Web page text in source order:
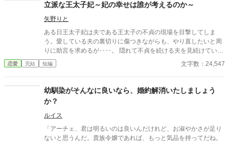
立派な王太子妃～妃の幸せは誰が考えるのか～
矢野りと
ある日王太子妃は夫である王太子の不貞の現場を目撃してしま
う。愛している夫の裏切りに傷つきながらも、やり直したいと周
りに助言を求めるが‥‥。 隠れて不貞を続ける夫を見続けていく
うちに壊れていく妻。 周りが気づいた時は何もかも手遅れだっ
恋愛 完結 短編 文字数：24,547
幼馴染がそんなに良いなら、婚約解消いたしましょう
か？
ルイス
「アーチェ、君は明るいのは良いんだけれど、お淑やかさが足り
ないと思うんだ。貴族令嬢であれば、もっと気品を持ってだね。